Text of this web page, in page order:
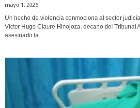
mayo 1, 2026
Un hecho de violencia conmociona al sector
Víctor Hugo Claure Hinojoza, decano del Tribunal
asesinado la...